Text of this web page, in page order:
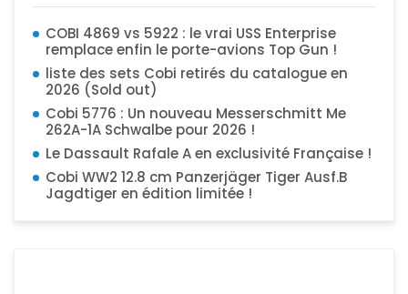
COBI 4869 vs 5922 : le vrai USS Enterprise
remplace enfin le porte-avions Top Gun !
liste des sets Cobi retirés du catalogue en
2026 (Sold out)
Cobi 5776 : Un nouveau Messerschmitt Me
262A-1A Schwalbe pour 2026 !
Le Dassault Rafale A en exclusivité Française !
Cobi WW2 12.8 cm Panzerjäger Tiger Ausf.B
Jagdtiger en édition limitée !